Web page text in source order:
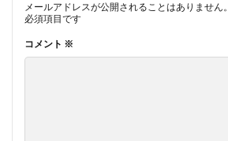
メールアドレスが公開されることはありません。
必須項目です
コメント ※